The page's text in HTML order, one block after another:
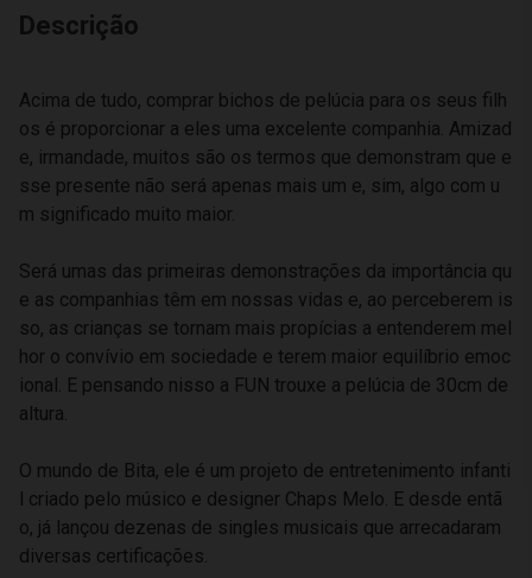
Descrição
Acima de tudo, comprar bichos de pelúcia para os seus filh
os é proporcionar a eles uma excelente companhia. Amizad
e, irmandade, muitos são os termos que demonstram que e
sse presente não será apenas mais um e, sim, algo com u
m significado muito maior.
Será umas das primeiras demonstrações da importância qu
e as companhias têm em nossas vidas e, ao perceberem is
so, as crianças se tornam mais propícias a entenderem mel
hor o convívio em sociedade e terem maior equilíbrio emoc
ional. E pensando nisso a FUN trouxe a pelúcia de 30cm de
altura.
O mundo de Bita, ele é um projeto de entretenimento infanti
l criado pelo músico e designer Chaps Melo. E desde entã
o, já lançou dezenas de singles musicais que arrecadaram
diversas certificações.